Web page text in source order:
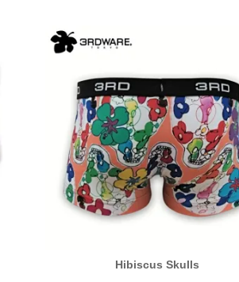
Hibiscus Skulls